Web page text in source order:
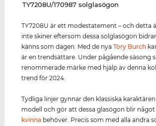
‌TY7208U/170987 solglasögon
TY7208U är ett modestatement – och detta
inte skiner eftersom dessa solglasögon
känns som dagen. Med de nyaTory Burch
är en trendsättare. Under pågående säsong
renommerade märke med hjälp av denna
trend för 2024.
Tydliga linjer gynnar den klassiska
modell och gör att dessa glasögon blir
kvinna behöver. Precis som med alla andra